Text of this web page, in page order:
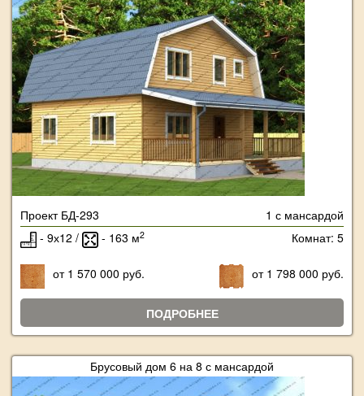
Проект БД-293
1 с мансардой
- 9х12 /
- 163 м2 Комнат: 5
от 1 570 000 руб. от 1 798 000 руб.
ПОДРОБНЕЕ
Брусовый дом 6 на 8 с мансардой